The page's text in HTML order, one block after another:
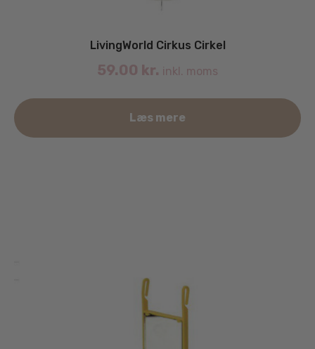
LivingWorld Cirkus Cirkel
59.00 kr. inkl. moms
Læs mere